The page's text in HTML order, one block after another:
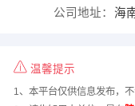
公司地址： 海
温馨提示
1、本平台仅供信息发布，